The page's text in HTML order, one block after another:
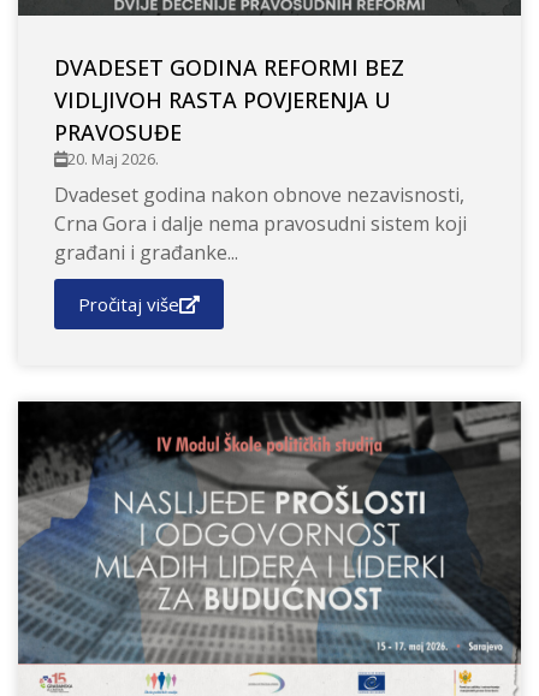
DVADESET GODINA REFORMI BEZ
VIDLJIVOH RASTA POVJERENJA U
PRAVOSUĐE
20. Maj 2026.
Dvadeset godina nakon obnove nezavisnosti,
Crna Gora i dalje nema pravosudni sistem koji
građani i građanke...
Pročitaj više